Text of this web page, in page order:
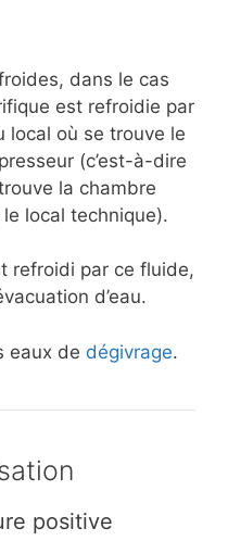
dans le cas
est refroidie par
local où se trouve le
(c’est-à-dire
la chambre
local technique).
refroidi par ce fluide,
d’eau.
eaux de dégivrage.
positive